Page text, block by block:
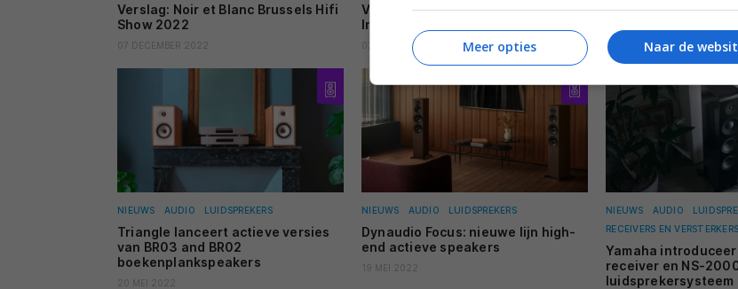
Verslag: Noir et Blanc Brussels Hifi
Show 2022
07 DECEMBER 2022
Verslag: New Music High-end
Innovation 2022
07 DECEMBER 2022
Op zoek naar een
18 JUNI 2022
NIEUWS AUDIO LUIDSPREKERS
Triangle lanceert actieve versies
van BR03 and BR02
boekenplankspeakers
20 MEI 2022
NIEUWS AUDIO LUIDSPREKERS
Dynaudio Focus: nieuwe lijn high-
end actieve speakers
19 MEI 2022
NIEUWS AUDIO
RECEIVERS EN VERSTERKERS
Yamaha
receiver en NS-
luidsprekersysteem
Naar de
Meer opties